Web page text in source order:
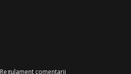
Regulament comentarii